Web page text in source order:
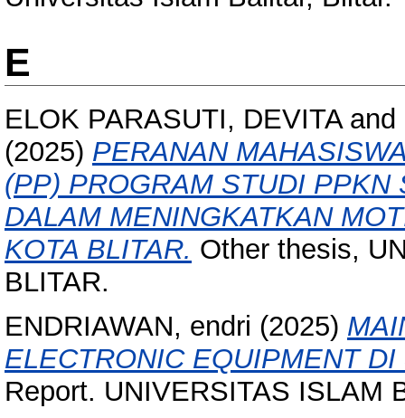
E
ELOK PARASUTI, DEVITAand
(2025) PERANAN
(PP) PROGRAM STUDI
DALAM MENINGKATKAN
KOTA BLITAR. Other thesis,
BLITAR.
ENDRIAWAN, endri (2025)
ELECTRONIC EQUIPMENT
Report. UNIVERSITAS ISLAM